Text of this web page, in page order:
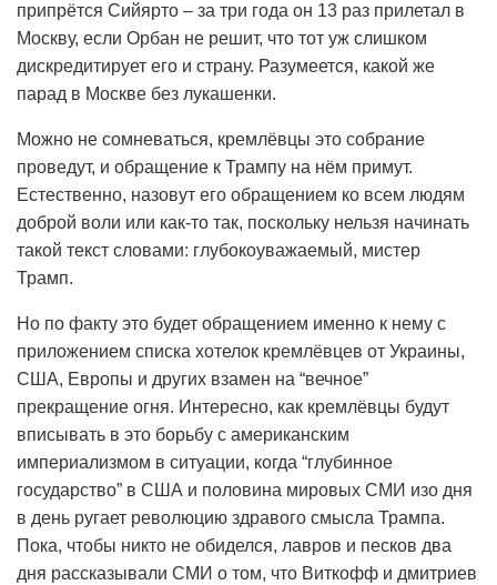
припрётся Сийярто – за три года он 13 раз прилетал в
Москву, если Орбан не решит, что тот уж слишком
дискредитирует его и страну. Разумеется, какой же
парад в Москве без лукашенки.
Можно не сомневаться, кремлёвцы это собрание
проведут, и обращение к Трампу на нём примут.
Естественно, назовут его обращением ко всем людям
доброй воли или как-то так, поскольку нельзя начинать
такой текст словами: глубокоуважаемый, мистер
Трамп.
Но по факту это будет обращением именно к нему с
приложением списка хотелок кремлёвцев от Украины,
США, Европы и других взамен на “вечное”
прекращение огня. Интересно, как кремлёвцы будут
вписывать в это борьбу с американским
империализмом в ситуации, когда “глубинное
государство” в США и половина мировых СМИ изо дня
в день ругает революцию здравого смысла Трампа.
Пока, чтобы никто не обиделся, лавров и песков два
дня рассказывали СМИ о том, что Виткофф и дмитриев